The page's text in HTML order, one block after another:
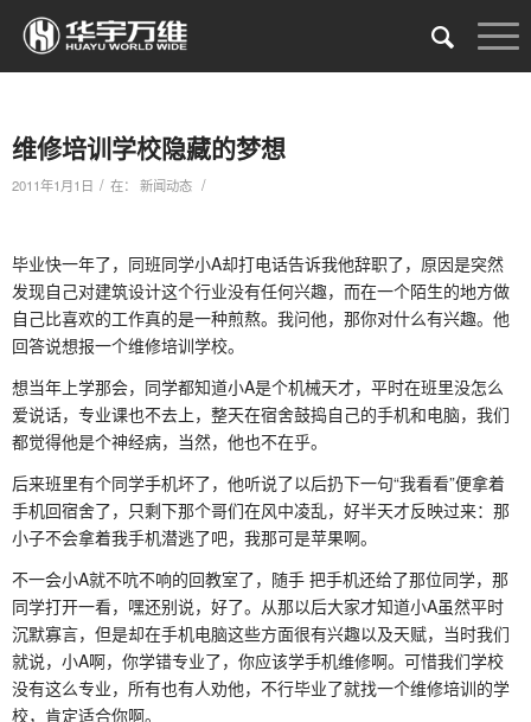
维修培训学校隐藏的梦想
2011年1月1日 / 在： 新闻动态 /
毕业快一年了，同班同学小A却打电话告诉我他辞职了，原因是突然
发现自己对建筑设计这个行业没有任何兴趣，而在一个陌生的地方做
自己比喜欢的工作真的是一种煎熬。我问他，那你对什么有兴趣。他
回答说想报一个维修培训学校。
想当年上学那会，同学都知道小A是个机械天才，平时在班里没怎么
爱说话，专业课也不去上，整天在宿舍鼓捣自己的手机和电脑，我们
都觉得他是个神经病，当然，他也不在乎。
后来班里有个同学手机坏了，他听说了以后扔下一句“我看看”便拿着
手机回宿舍了，只剩下那个哥们在风中凌乱，好半天才反映过来：那
小子不会拿着我手机潜逃了吧，我那可是苹果啊。
不一会小A就不吭不响的回教室了，随手 把手机还给了那位同学，那
同学打开一看，嘿还别说，好了。从那以后大家才知道小A虽然平时
沉默寡言，但是却在手机电脑这些方面很有兴趣以及天赋，当时我们
就说，小A啊，你学错专业了，你应该学手机维修啊。可惜我们学校
没有这么专业，所有也有人劝他，不行毕业了就找一个维修培训的学
校，肯定适合你啊。